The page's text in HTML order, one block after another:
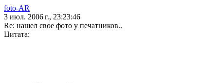
foto-AR
3 июл. 2006 г., 23:23:46
Re: нашел свое фото у печатников..
Цитата: